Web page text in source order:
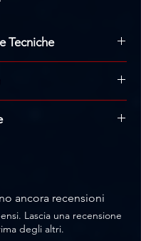
Tecniche
phantom: Sì
4
2
con Mac, PC
ancora recensioni
Lascia una recensione
degli altri.